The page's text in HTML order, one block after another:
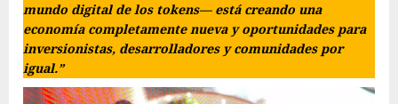
mundo digital de los tokens— está creando una
economía completamente nueva y oportunidades para
inversionistas, desarrolladores y comunidades por
igual.”